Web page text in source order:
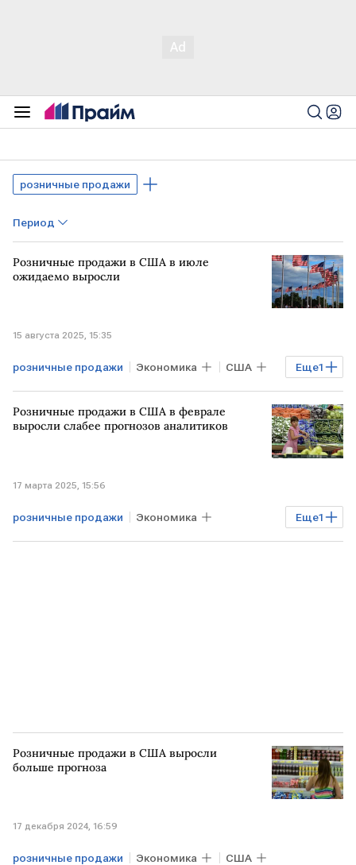
розничные продажи
Период
Розничные продажи в США в июле
ожидаемо выросли
15 августа 2025, 15:35
Еще1
розничные продажи Экономика США
продажи
Розничные продажи в США в феврале
выросли слабее прогнозов аналитиков
17 марта 2025, 15:56
Еще1
розничные продажи Экономика
Бизнес США
Розничные продажи в США выросли
больше прогноза
17 декабря 2024, 16:59
розничные продажи Экономика США